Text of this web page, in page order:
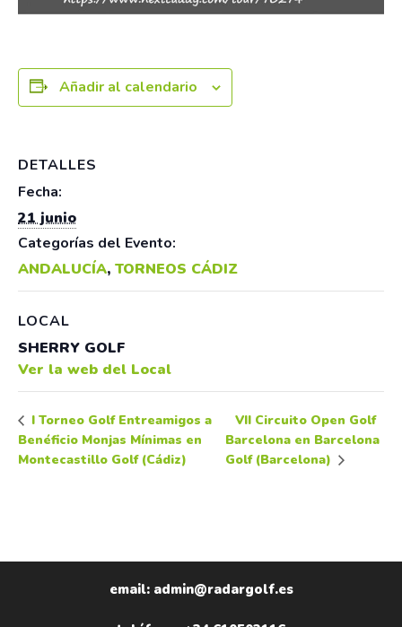
Añadir al calendario
DETALLES
Fecha:
21 junio
Categorías del Evento:
ANDALUCÍA, TORNEOS CÁDIZ
LOCAL
SHERRY GOLF
Ver la web del Local
I Torneo Golf Entreamigos a
Benéficio Monjas Mínimas en
Montecastillo Golf (Cádiz)
VII Circuito Open Golf
Barcelona en Barcelona
Golf (Barcelona)
email: admin@radargolf.es